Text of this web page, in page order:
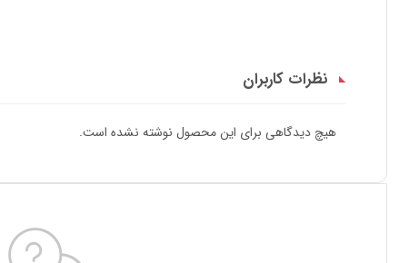
نظرات کاربران
هیچ دیدگاهی برای این محصول نوشته نشده است.